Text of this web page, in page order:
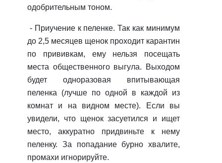
одобрительным тоном.
- Приучение к пеленке.Так как минимум
до 2,5 месяцев щенок проходит карантин
по прививкам, ему нельзя посещать
места общественного выгула. Выходом
будет одноразовая впитывающая
пеленка (лучше по одной в каждой из
комнат и на видном месте). Если вы
увидели, что щенок засуетился и ищет
место, аккуратно придвиньте к нему
пеленку. За попадание бурно хвалите,
промахи игнорируйте.